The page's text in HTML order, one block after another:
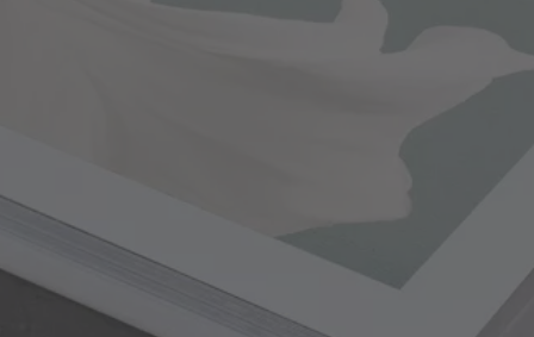
Premium-Matt. Die reflexionsfreie tiefmatte
Oberfläche sorgt für eine herausragende
Bildqualität mit lebendiger Optik und exzellenter
Haptik.